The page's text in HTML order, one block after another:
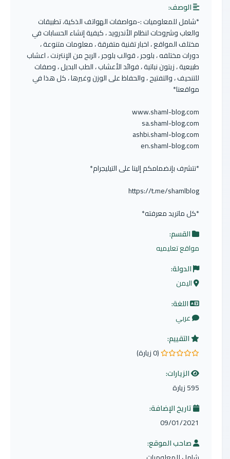
الوصف:
*شامل للمعلوميات :-مواصفات الهواتف الذكية، تطبيقات
والعاب وشروحات لنظام الأندرويد ، كيفية إنشاء الحسابات في
مختلف المواقع ، اخبار تقنية متفرقة ، معلومات متنوعة ،
دورات مختلفه ، بلوجر ، قوالب بلوجر ، الربح من الإنترنت ، اعشاب
طبيعية ، زيتون نباتية ، فوائد الأعشاب ، الطب البديل ، وصفات
للتنحيف ، والتفتيح ، والحفاظ على الوزن وغيرها ، كل هذا في
مواقعنا*
www.shaml-blog.com
sa.shaml-blog.com
ashbi.shaml-blog.com
en.shaml-blog.com
*نتشرف بإنضمامكم إلينا على التيليجرام*
https://t.me/shamlblog
*كل ماتريد معرفته*
القسم:
مواقع تعليميه
الدولة:
اليمن
اللغة:
عربي
التقييم:
0.0 من 5 نجوم
(0 زيارة)
الزيارات:
595 زيارة
تاريخ الإضافة:
09/01/2021
صاحب الموقع: